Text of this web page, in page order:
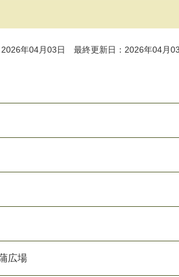
2026年04月03日 最終更新日：2026年04月
広場